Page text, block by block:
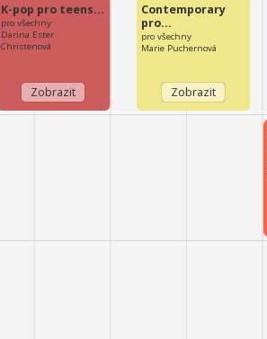
K-pop pro teens…
pro všechny
Darina Ester
Christenová
Contemporary
pro…
pro všechny
Marie Puchernová